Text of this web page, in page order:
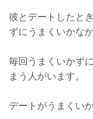
彼とデートしたと
ずにうまくいかな
毎回うまくいかず
まう人がいます。
デートがうまくい